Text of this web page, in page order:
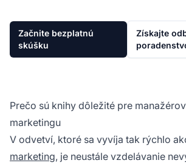
Začnite bezplatnú
skúšku
Získajte
Prečo sú knihy dôležité pre
marketingu
V odvetví, ktoré sa vyvíja tak rýchlo
marketing, je neustále vzdelávanie